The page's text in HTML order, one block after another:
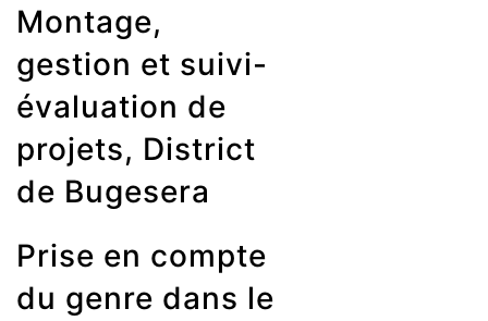
Montage,
gestion et suivi-
évaluation de
projets, District
de Bugesera
Prise en compte
du genre dans le